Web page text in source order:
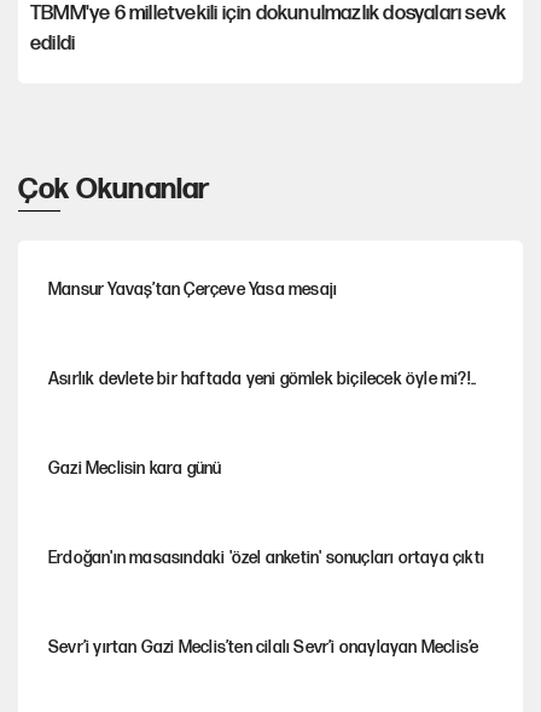
TBMM'ye 6 milletvekili için dokunulmazlık dosyaları sevk
edildi
Çok Okunanlar
Mansur Yavaş’tan Çerçeve Yasa mesajı
Asırlık devlete bir haftada yeni gömlek biçilecek öyle mi?!..
Gazi Meclisin kara günü
Erdoğan'ın masasındaki 'özel anketin' sonuçları ortaya çıktı
Sevr’i yırtan Gazi Meclis’ten cilalı Sevr’i onaylayan Meclis’e